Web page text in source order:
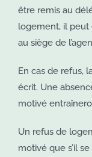
être remis au
logement, il peut
au siège de
En cas de refus,
écrit. Une
motivé
Un refus de
motivé que s’il